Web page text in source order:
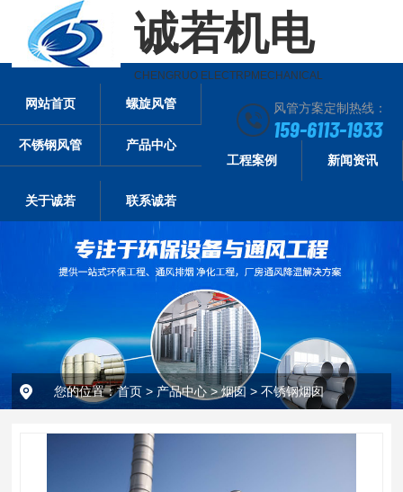
诚若机电
CHENGRUO ELECTRPMECHANICAL
风管方案定制热线：
159-6113-1933
网站首页 螺旋风管
不锈钢风管
产品中心
工程案例
新闻资讯
关于诚若 联系诚若
您的位置：首页> 产品中心> 烟囱 > 不锈钢烟囱